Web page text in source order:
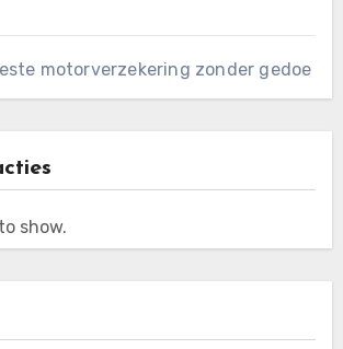
motorverzekering zonder gedoe
show.